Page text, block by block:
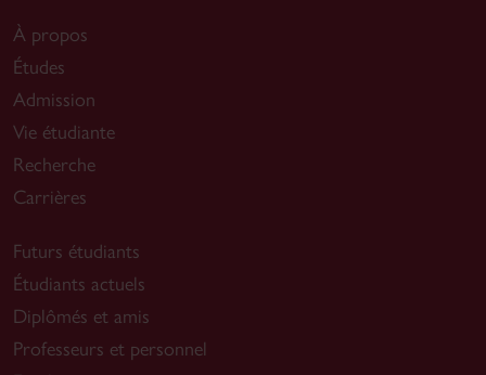
À propos
Études
Admission
Vie étudiante
Recherche
Carrières
Futurs étudiants
Étudiants actuels
Diplômés et amis
Professeurs et personnel